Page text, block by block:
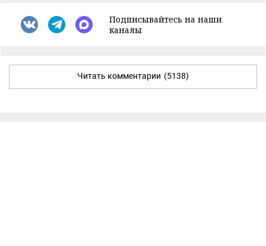
Подписывайтесь на наши
каналы
Читать комментарии (5138)